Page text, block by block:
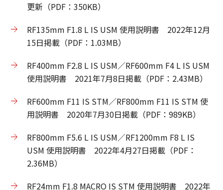
更新（PDF：350KB）
RF135mm F1.8 L IS USM 使用説明書 2022年12月
15日掲載（PDF：1.03MB）
RF400mm F2.8 L IS USM／RF600mm F4 L IS USM
使用説明書 2021年7月8日掲載（PDF：2.43MB）
RF600mm F11 IS STM／RF800mm F11 IS STM 使
用説明書 2020年7月30日掲載（PDF：989KB）
RF800mm F5.6 L IS USM／RF1200mm F8 L IS
USM 使用説明書 2022年4月27日掲載（PDF：
2.36MB）
RF24mm F1.8 MACRO IS STM 使用説明書 2022年